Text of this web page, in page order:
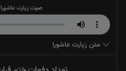
صوت زیارت
متن زیارت عاشورا